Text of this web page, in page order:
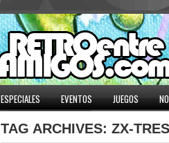
ESPECIALES EVENTOS JUEGOS
TAG ARCHIVES: ZX-TRES